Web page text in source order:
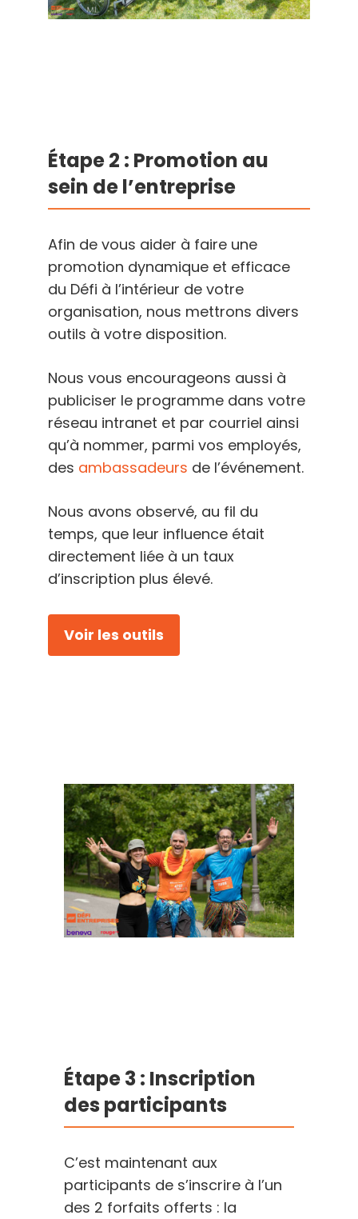
Étape 2 : Promotion au
sein de l’entreprise
Afin de vous aider à faire une
promotion dynamique et efficace
du Défi à l’intérieur de votre
organisation, nous mettrons divers
outils à votre disposition.
Nous vous encourageons aussi à
publiciser le programme dans votre
réseau intranet et par courriel ainsi
qu’à nommer, parmi vos employés,
des ambassadeurs de l’événement.
Nous avons observé, au fil du
temps, que leur influence était
directement liée à un taux
d’inscription plus élevé.
Voir les outils
Étape 3 : Inscription
des participants
C’est maintenant aux
participants de s’inscrire à l’un
des 2 forfaits offerts : la